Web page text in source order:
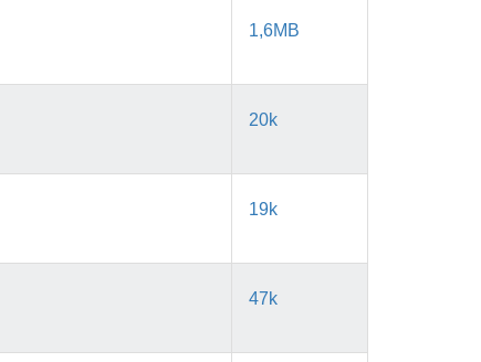
1,6MB
20k
19k
47k